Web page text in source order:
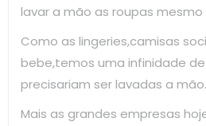
lavar a mão as roupas
Como as lingeries,camisas
bebe,temos uma infinidade
precisariam ser lavadas a mão.
Mais as grandes empresas